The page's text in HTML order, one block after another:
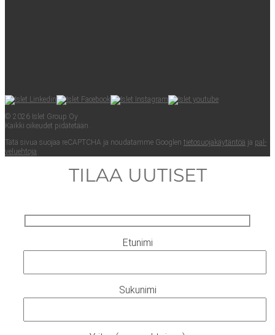
© 2026 Islet Group Oy
Kaik­ki oikeu­det pidätetään.
Tätä sivua suo­jaa reCAPTC­HA ja nou­da­tam­me Googlen tie­to­suo­ja­käy­tän­töä ja pal­
ve­lueh­to­ja.
TILAA UUTISET
Etunimi
Sukunimi